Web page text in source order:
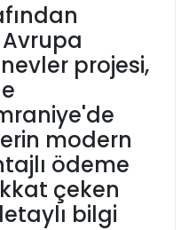
projesi,
modern
ödeme
çeken
bilgi